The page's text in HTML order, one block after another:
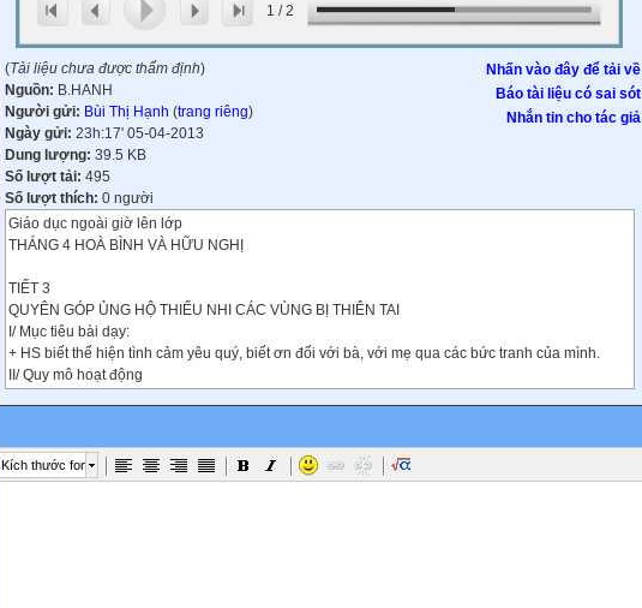
1 /2
Nhấn vào đây để tải về
Báo tài liệu có sai sót
Nhắn tin cho tác giả
(Tài liệu chưa được thẩm định)
Nguồn: B.HANH
Người gửi: Bùi Thị Hạnh (trang riêng)
Ngày gửi: 23h:17' 05-04-2013
Dung lượng: 39.5 KB
Số lượt tải: 495
Số lượt thích: 0 người
Giáo dục ngoài giờ lên lớp
THÁNG 4 HOÀ BÌNH VÀ HỮU NGHỊ
TIẾT 3
QUYÊN GÓP ỦNG HỘ THIẾU NHI CÁC VÙNG BỊ THIÊN TAI
I/ Mục tiêu bài dạy:
+ HS biết thể hiện tình cảm yêu quý, biết ơn đối với bà, với mẹ qua các bức tranh của mình.
II/ Quy mô hoạt động
số vùng bị thiên tai lũ lụt.
- Những đồ dùng, sách vở, đồ chơi, quần áo cũ…của HS trong buổi lễ trao quà quyên góp.
Kích thước font